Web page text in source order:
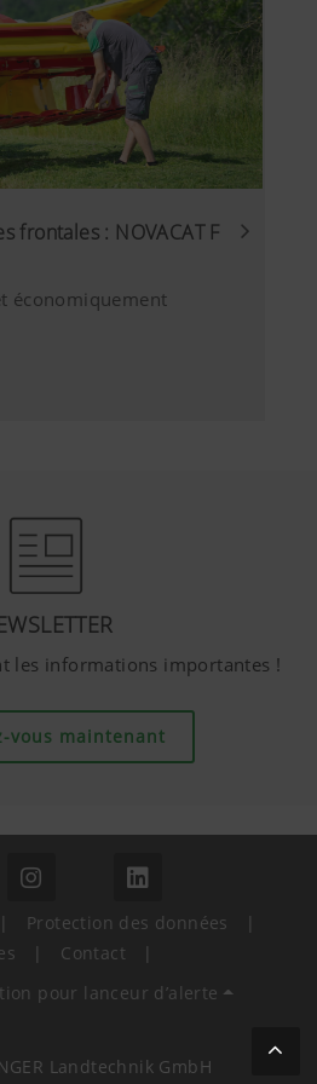
des cookies
des vidéos YouTube sur
pour cela le système étendu de
de YouTube. Aucune
ne soit visualisée.Vous trouverez
www.google.de/intl/fr/
frontales : NOVACAT F
économiquement
les informations importantes !
vous maintenant
| Protection des données
|
| Contact
|
pour lanceur d’alerte
Landtechnik GmbH